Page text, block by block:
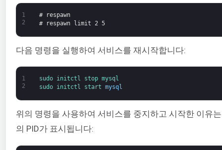
1
2
# respawn
# respawn limit 2 5
다음 명령을 실행하여 서비스를 재시작합니다:
1
2
sudo initctl stop mysql
sudo initctl start mysql
위의 명령을 사용하여 서비스를 중지하고 시작한 이유
의 PID가 표시됩니다: